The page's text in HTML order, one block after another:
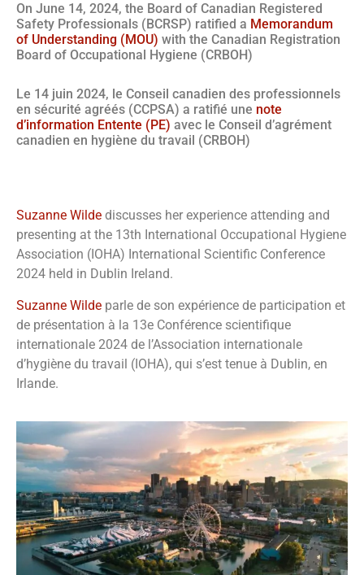
On June 14, 2024, the Board of Canadian Registered
Safety Professionals (BCRSP) ratified a Memorandum
of Understanding (MOU) with the Canadian Registration
Board of Occupational Hygiene (CRBOH)
Le 14 juin 2024, le Conseil canadien des professionnels
en sécurité agréés (CCPSA) a ratifié une note
d’information Entente (PE) avec le Conseil d’agrément
canadien en hygiène du travail (CRBOH)
Suzanne Wilde discusses her experience attending and
presenting at the 13th International Occupational Hygiene
Association (IOHA) International Scientific Conference
2024 held in Dublin Ireland.
Suzanne Wilde parle de son expérience de participation et
de présentation à la 13e Conférence scientifique
internationale 2024 de l’Association internationale
d’hygiène du travail (IOHA), qui s’est tenue à Dublin, en
Irlande.